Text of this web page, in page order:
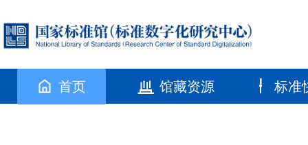
首页 馆藏资源 标准